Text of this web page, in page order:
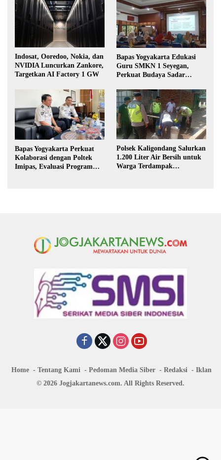
Indosat, Ooredoo, Nokia, dan
NVIDIA Luncurkan Zankore,
Targetkan AI Factory 1 GW
Bapas Yogyakarta Edukasi
Guru SMKN 1 Seyegan,
Perkuat Budaya Sadar
Bapas Yogyakarta Perkuat
Kolaborasi dengan Poltek
Imipas, Evaluasi Program
Polsek Kaligondang Salurkan
1.200 Liter Air Bersih untuk
Warga Terdampak
Home Tentang Kami Pedoman Media Siber Redaksi
Iklan
© 2026 Jogjakartanews.com. All Rights Reserved.